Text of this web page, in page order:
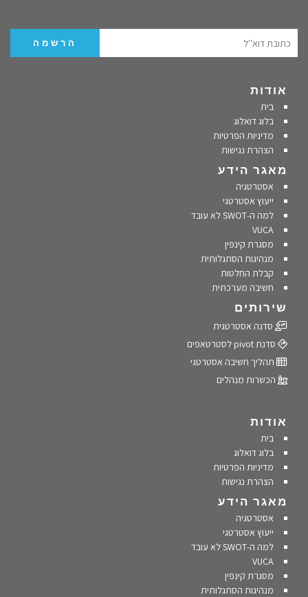
אודות
בית
בלוג דואלוג
מדיניות הפרטיות
הצהרת נגישות
מאגר הידע
אסטרטגיה
ייעוץ אסטרטגי
למה ה-SWOT לא עובד
VUCA
מסגרת קינפין
מנהיגות הסתגלותית
קבלת החלטות
חשיבה מערכתית
שירותים
סדנה אסטרטגית
סדנת pivot לסטרטאפים
תהליך חשיבה אסטרטגי
הכשרות מנהלים
אודות
בית
בלוג דואלוג
מדיניות הפרטיות
הצהרת נגישות
מאגר הידע
אסטרטגיה
ייעוץ אסטרטגי
למה ה-SWOT לא עובד
VUCA
מסגרת קינפין
מנהיגות הסתגלותית